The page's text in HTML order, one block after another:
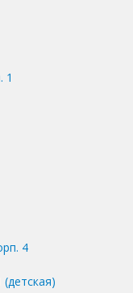
1
4
(детская)